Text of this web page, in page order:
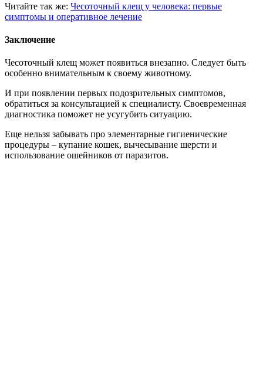
Читайте так же: Чесоточный клещ у человека: первые
симптомы и оперативное лечение
Заключение
Чесоточный клещ может появиться внезапно. Следует быть
особенно внимательным к своему животному.
И при появлении первых подозрительных симптомов,
обратиться за консультацией к специалисту. Своевременная
диагностика поможет не усугубить ситуацию.
Еще нельзя забывать про элементарные гигиенические
процедуры – купание кошек, вычесывание шерсти и
использование ошейников от паразитов.